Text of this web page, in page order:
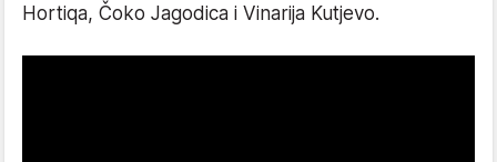
Hortiqa, Čoko Jagodica i Vinarija Kutjevo.